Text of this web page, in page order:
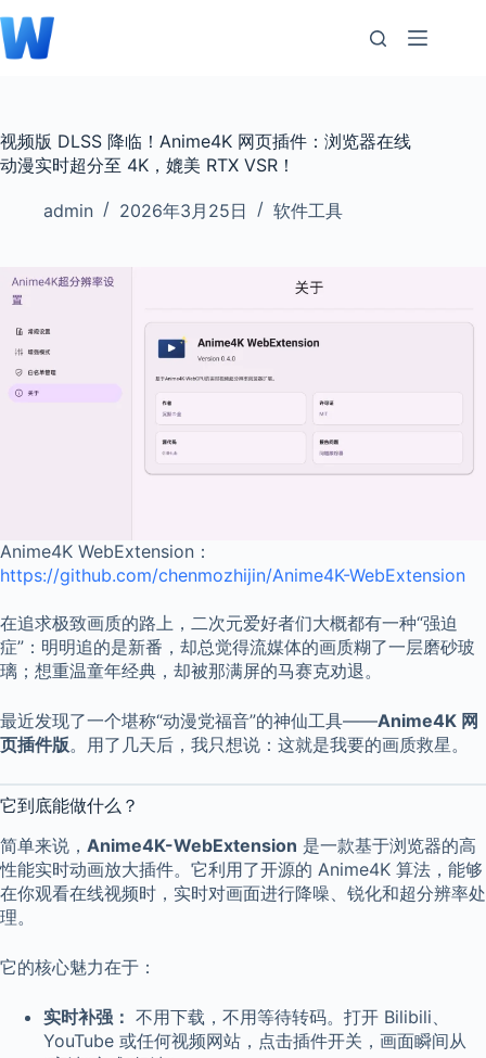
至
内
视频版 DLSS 降临！Anime4K 网页插件：浏览器在线
动漫实时超分至 4K，媲美 RTX VSR！
admin 2026年3月25日 软件工具
Anime4K WebExtension：
https://github.com/chenmozhijin/Anime4K-WebExtension
在追求极致画质的路上，二次元爱好者们大概都有一种“强迫
症”：明明追的是新番，却总觉得流媒体的画质糊了一层磨砂玻
璃；想重温童年经典，却被那满屏的马赛克劝退。
最近发现了一个堪称“动漫党福音”的神仙工具——Anime4K 网
页插件版。用了几天后，我只想说：这就是我要的画质救星。
它到底能做什么？
简单来说， Anime4K-WebExtension 是一款基于浏览器的高
性能实时动画放大插件。它利用了开源的 Anime4K 算法，能够
在你观看在线视频时，实时对画面进行降噪、锐化和超分辨率处
理。
它的核心魅力在于：
实时补强： 不用下载，不用等待转码。打开 Bilibili、
YouTube 或任何视频网站，点击插件开关，画面瞬间从